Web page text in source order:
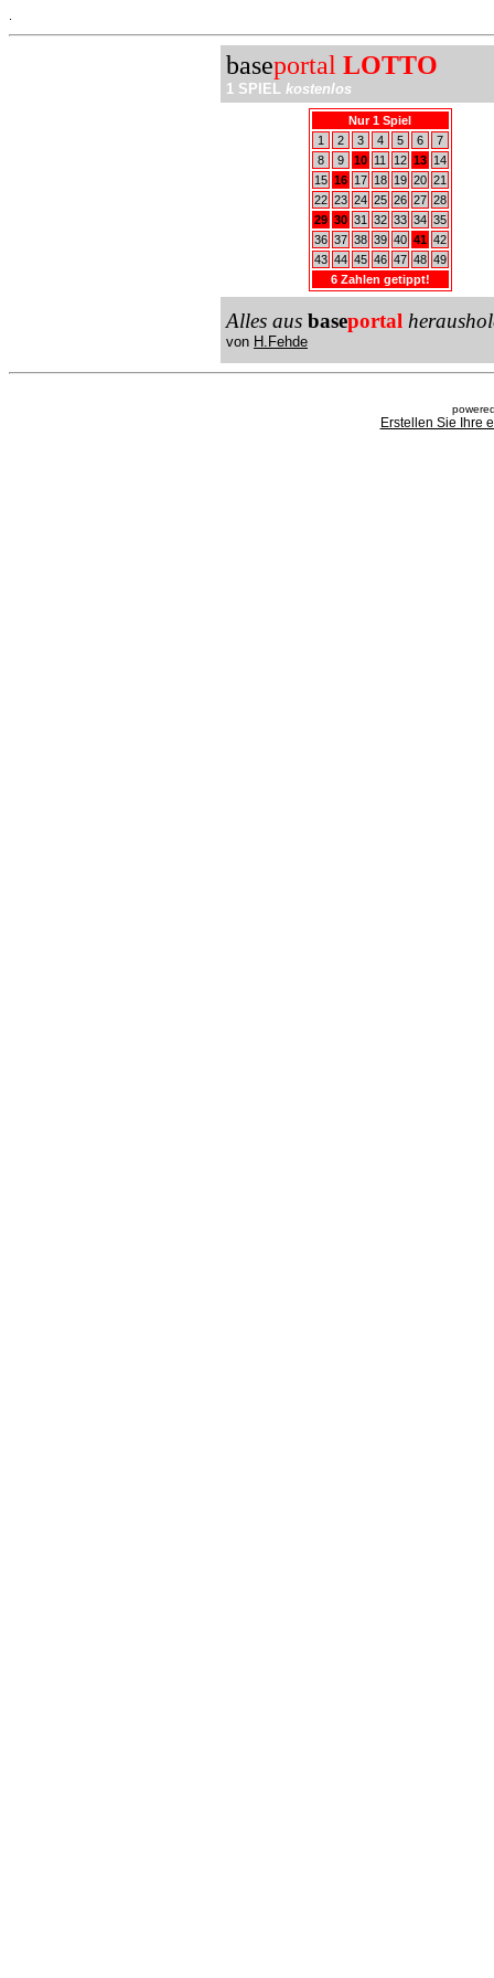
baseportal LOTTO
1 SPIEL kostenlos
Nur 1 Spiel
1
2 3 4 5 6
7
8
9 10 11 12 13
14
15 16 17 18 19 20 21
22 23 24 25 26 27 28
29 30 31 32 33 34 35
36 37 38 39 40 41 42
43 44 45 46 47 48 49
6 Zahlen getippt!
Alles aus baseportal
von H.Fehde
Erstellen Sie Ihre